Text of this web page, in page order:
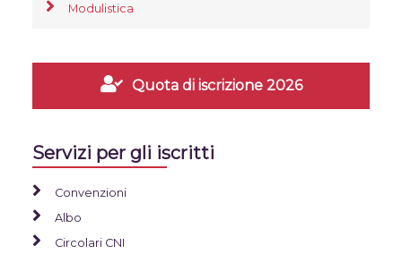
Modulistica
Quota di iscrizione 2026
Servizi per gli iscritti
Convenzioni
Albo
Circolari CNI